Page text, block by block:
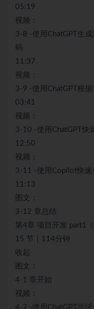
05:19
视频：
3-8 -使用ChatGPT生
码
11:37
视频：
3-9 -使用ChatGPT根据
03:41
视频：
3-10 -使用ChatGPT快
12:50
视频：
3-11 -使用Copilot快速
11:13
图文：
3-12 章总结
第4章 项目开发 part1（
15 节｜114分钟
收起
图文：
4-1 章开始
视频：
4-2 -使用ChatGPT尝